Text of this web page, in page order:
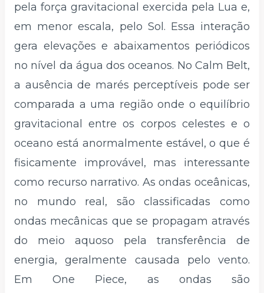
pela força gravitacional exercida pela Lua e,
em menor escala, pelo Sol. Essa interação
gera elevações e abaixamentos periódicos
no nível da água dos oceanos. No Calm Belt,
a ausência de marés perceptíveis pode ser
comparada a uma região onde o equilíbrio
gravitacional entre os corpos celestes e o
oceano está anormalmente estável, o que é
fisicamente improvável, mas interessante
como recurso narrativo. As ondas oceânicas,
no mundo real, são classificadas como
ondas mecânicas que se propagam através
do meio aquoso pela transferência de
energia, geralmente causada pelo vento.
Em One Piece, as ondas são